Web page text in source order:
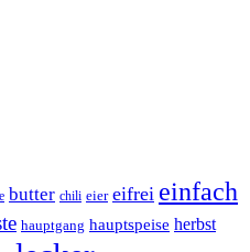
butter chili eier eifrei einfach
hauptgang hauptspeise herbst